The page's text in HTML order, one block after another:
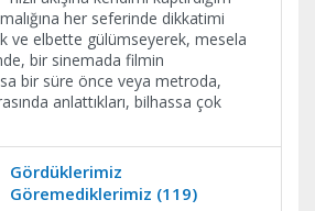
her seferinde dikkatimi
ve elbette gülümseyerek, mesela
bir sinemada filmin
bir süre önce veya metroda,
anlattıkları, bilhassa çok
Gördüklerimiz
Göremediklerimiz (119)